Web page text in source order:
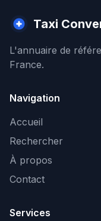
Taxi
L'annuaire de
France.
Navigation
Accueil
Rechercher
À propos
Contact
Services